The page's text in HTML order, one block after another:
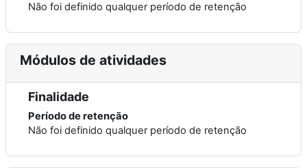
Não foi definido qualquer período de retenção
Módulos de atividades
Finalidade
Período de retenção
Não foi definido qualquer período de retenção